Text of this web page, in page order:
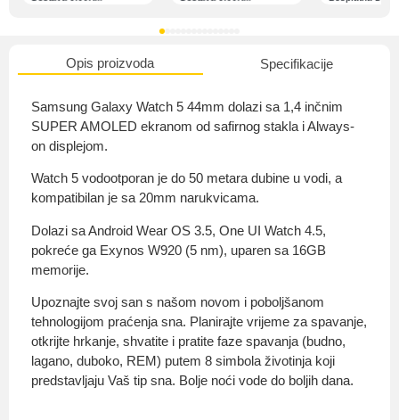
Opis proizvoda Specifikacije
Samsung Galaxy Watch 5 44mm dolazi sa 1,4 inčnim
SUPER AMOLED ekranom od safirnog stakla i Always-
on displejom.
Watch 5 vodootporan je do 50 metara dubine u vodi, a
kompatibilan je sa 20mm narukvicama.
Dolazi sa Android Wear OS 3.5, One UI Watch 4.5,
pokreće ga Exynos W920 (5 nm), uparen sa 16GB
memorije.
Upoznajte svoj san s našom novom i poboljšanom
tehnologijom praćenja sna. Planirajte vrijeme za spavanje,
otkrijte hrkanje, shvatite i pratite faze spavanja (budno,
lagano, duboko, REM) putem 8 simbola životinja koji
predstavljaju Vaš tip sna. Bolje noći vode do boljih dana.
O nama
Privatnost kupca